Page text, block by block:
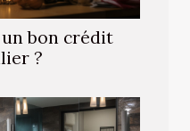
bon crédit
?